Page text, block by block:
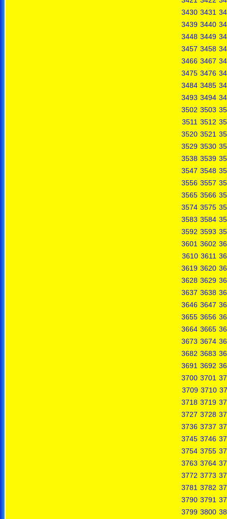
3430 3431
3439 3440
3448 3449
3457 3458
3466 3467
3475 3476
3484 3485
3493 3494
3502 3503
3511 3512
3520 3521
3529 3530
3538 3539
3547 3548
3556 3557
3565 3566
3574 3575
3583 3584
3592 3593
3601 3602
3610 3611
3619 3620
3628 3629
3637 3638
3646 3647
3655 3656
3664 3665
3673 3674
3682 3683
3691 3692
3700 3701
3709 3710
3718 3719
3727 3728
3736 3737
3745 3746
3754 3755
3763 3764
3772 3773
3781 3782
3790 3791
3799 3800